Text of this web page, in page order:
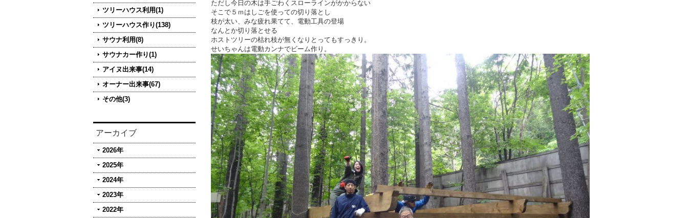
ツリーハウス利用(1)
ツリーハウス作り(138)
サウナ利用(8)
サウナカー作り(1)
アイヌ出来事(14)
オーナー出来事(67)
その他(3)
アーカイブ
2026年
2025年
2024年
2023年
2022年
ただし今日の木は手ごわくスローラインがかからない
そこで５ｍはしごを使っての切り落とし
枝が太い、みな疲れ果てて、電動工具の登場
なんとか切り落とせる
ホストツリーの枯れ枝が無くなりとってもすっきり。
せいちゃんは電動カンナでビーム作り。